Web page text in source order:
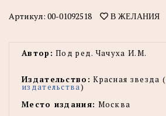
Артикул: 00-01092518 В ЖЕЛАНИЯ
Автор: Под ред. Чачуха И.М.
Издательство: Красная звезда (
издательства)
Место издания: Москва